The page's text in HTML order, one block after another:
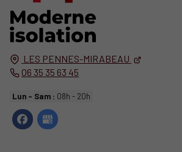
LES PENNES-MIRABEAU
06 35 35 63 45
Lun - Sam : 08h - 20h